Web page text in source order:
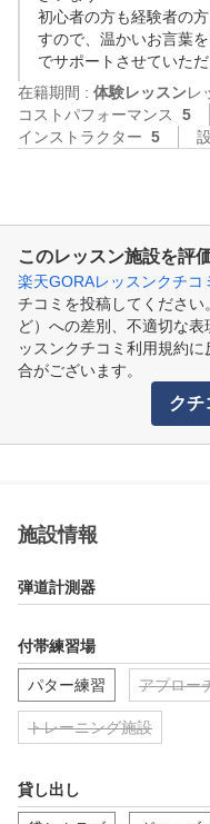
初心者の方も経験者の
すので、温かいお言葉
でサポートさせていただ
在籍期間 : 体験レッスンレ
コストパフォーマンス
5
インストラクター 5
このレッスン施設を評
楽天GORAレッスンクチコ
チコミを投稿してくださ
ど）への差別、不適切な
ッスンクチコミ利用規約
合がございます。
クチ
施設情報
弾道計測器
付帯練習場
パター練習 アプロー
トレーニング施設
貸し出し